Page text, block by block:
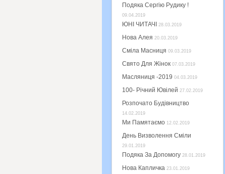
Подяка Сергію Рудику !
09.04.2019
ЮНІ ЧИТАЧІ 28.03.2019
Нова Алея 20.03.2019
Сміла Масниця 09.03.2019
Свято Для Жінок 07.03.2019
Масляниця -2019 04.03.2019
100- Річний Ювілей 27.02.2019
Розпочато Будівництво
14.02.2019
Ми Памятаємо 12.02.2019
День Визволення Сміли
29.01.2019
Подяка За Допомогу 28.01.2019
Нова Капличка 23.01.2019